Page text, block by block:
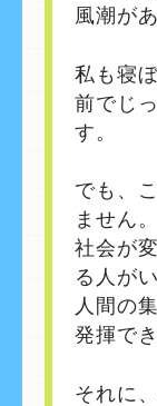
風潮が
私も寝
前でじ
す。
でも、
ません。
社会が
る人が
人間の
発揮で
それに